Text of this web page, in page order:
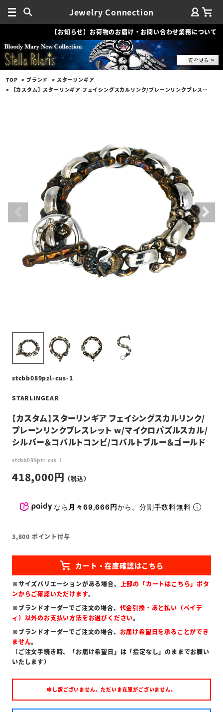
Jewelry Connection
【お知らせ】お荷物のお届け・お問い合わせ業務について
TOP ブランド
スターリンギア
【カスタム】スターリンギア フェイシングスカルリンク/プレーンリンクブレスレット w/マイクロパズルスカル/シルバー＆コバルトコンビ/コバルトブルー＆ゴールド
stcbb089pzl-cus-1
STARLINGEAR
【カスタム】スターリンギア フェイシングスカルリンク/
プレーンリンクブレスレット w/マイクロパズルスカル/
シルバー＆コバルトコンビ/コバルトブルー＆ゴールド
stcbb089pzl-cus-1
418,000
なら 月々69,666円から。分割手数料無料
3,800 ポイント付与
※サイズバリエーションがある場合、 上部の「カートはこちら」ボタ
ンからご確認いただけます。
※ブランドオーダーでご注文の場合、 代金引換・あと払い（ペイデ
ィ）以外のお支払い方法をお選びください。
※ブランドオーダーでご注文の場合、 お届け希望日を承ることができ
ません。
（ご注文手続き時、「お届け希望日」は「指定なし」のままでお願い
いたします）
申し訳ございません。ただいま在庫がございません。